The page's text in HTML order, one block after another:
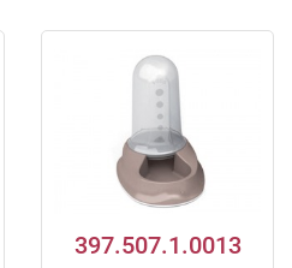
397.507.1.0013